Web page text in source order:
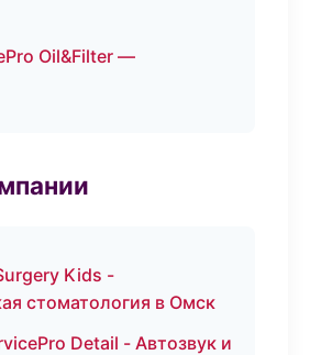
Oil&Filter —
Kids -
стоматология в Омск
Detail - Автозвук и